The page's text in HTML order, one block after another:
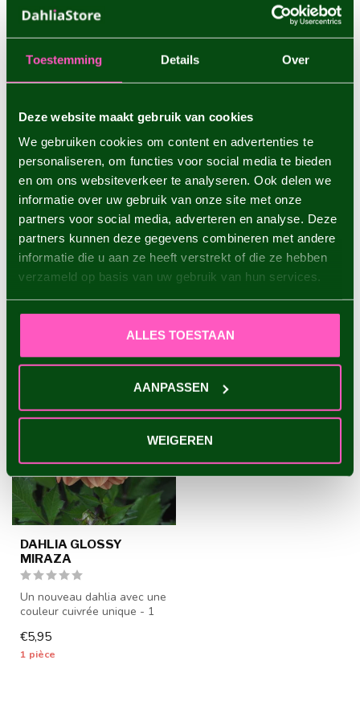
Toestemming Details Over
Deze website maakt gebruik van cookies
We gebruiken cookies om content en advertenties te
personaliseren, om functies voor social media te bieden
en om ons websiteverkeer te analyseren. Ook delen we
informatie over uw gebruik van onze site met onze
partners voor social media, adverteren en analyse. Deze
partners kunnen deze gegevens combineren met andere
informatie die u aan ze heeft verstrekt of die ze hebben
verzameld op basis van uw gebruik van hun services.
ALLES TOESTAAN
AANPASSEN
WEIGEREN
Dahlia Copperboy €4,95
Dahlia Cornel Brons €4,95
Dahlia Fairway Spur €4,95
VU(S) RÉCEMMENT
DAHLIA GLOSSY
MIRAZA
Un nouveau dahlia avec une
couleur cuivrée unique - 1
€5,95
1 pièce